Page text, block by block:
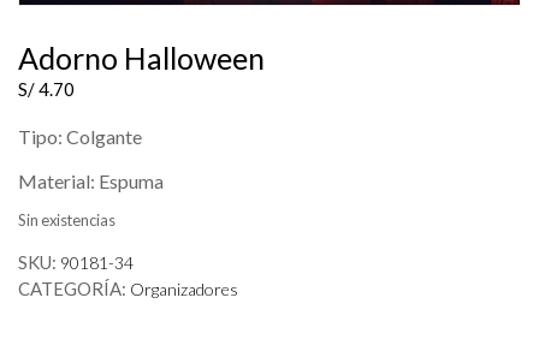
Adorno Halloween
S/4.70
Tipo: Colgante
Material: Espuma
Sin existencias
SKU: 90181-34
CATEGORÍA: Organizadores